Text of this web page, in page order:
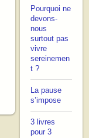
Pourquoi ne
devons-
nous
surtout pas
vivre
sereinemen
t ?
La pause
s’impose
3 livres
pour 3